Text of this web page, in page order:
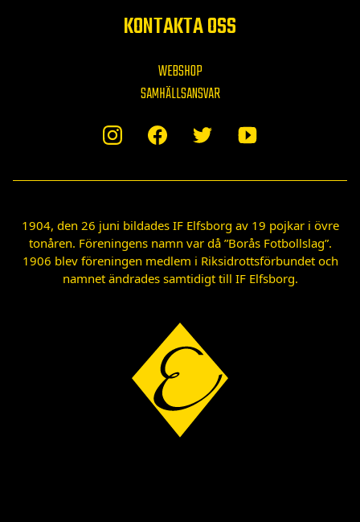
KONTAKTA OSS
WEBSHOP
SAMHÄLLSANSVAR
1904, den 26 juni bildades IF Elfsborg av 19 pojkar i övre
tonåren. Föreningens namn var då ”Borås Fotbollslag”.
1906 blev föreningen medlem i Riksidrottsförbundet och
namnet ändrades samtidigt till IF Elfsborg.